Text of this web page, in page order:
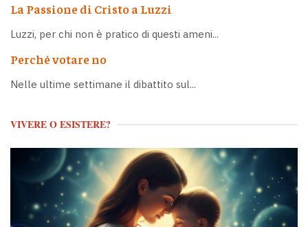
La Passione di Cristo a Luzzi
Luzzi, per chi non è pratico di questi ameni...
Perché votare no
Nelle ultime settimane il dibattito sul...
VIVERE O ESISTERE?